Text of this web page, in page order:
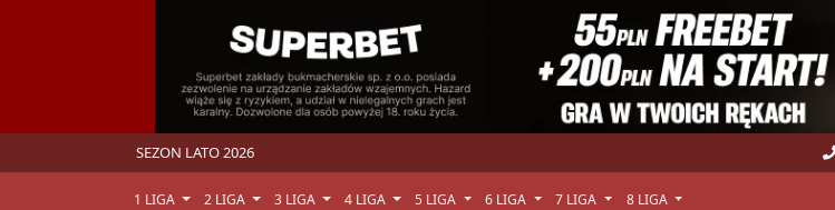
SEZON LATO 2026
1 LIGA 2 LIGA 3 LIGA 4 LIGA 5 LIGA 6 LIGA 7 LIGA 8 LIGA